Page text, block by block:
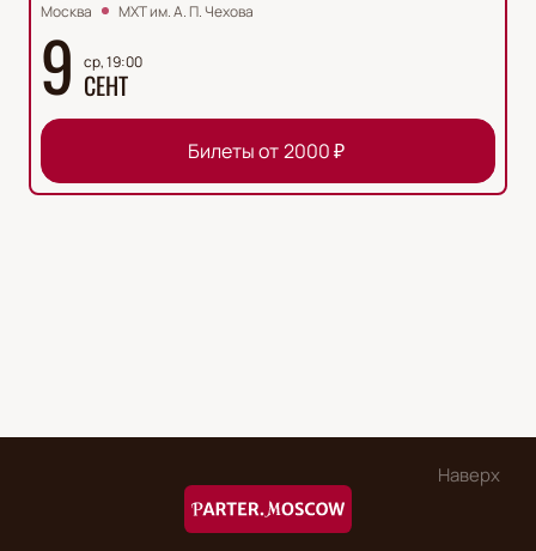
Москва МХТ им. А. П. Чехова
9 ср, 19:00
СЕНТ
Билеты от 2000₽
Наверх